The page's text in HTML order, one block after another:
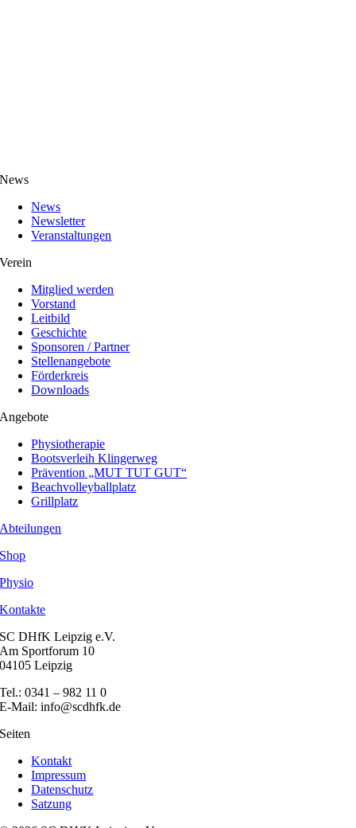
News
News
Newsletter
Veranstaltungen
Verein
Mitglied werden
Vorstand
Leitbild
Geschichte
Sponsoren / Partner
Stellenangebote
Förderkreis
Downloads
Angebote
Physiotherapie
Bootsverleih Klingerweg
Prävention „MUT TUT GUT“
Beachvolleyballplatz
Grillplatz
Abteilungen
Shop
Physio
Kontakte
SC DHfK Leipzig e.V.
Am Sportforum 10
04105 Leipzig
Tel.: 0341 – 982 11 0
E-Mail: info@scdhfk.de
Seiten
Kontakt
Impressum
Datenschutz
Satzung